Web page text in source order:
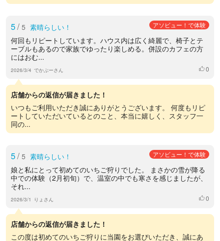
5/ 5 素晴らしい！ アソビュー！で体験
何回もリピートしています。ハウス内は広く綺麗で、椅子とテ
ーブルもあるので家族でゆったり楽しめる。併設のカフェの方
にはおむ...
2026/3/4 でかぶーさん いいね
0
店舗からの返信が届きました！
いつもご利用いただき誠にありがとうございます。 何度もリピ
ートしていただいているとのこと、本当に嬉しく、スタッフ一
同の...
5/ 5 素晴らしい！ アソビュー！で体験
娘と私にとって初めてのいちご狩りでした。 まさかの雪が降る
中での体験（2月初旬）で、温室の中でも寒さを感じましたが、
それ...
2026/3/1 りょさん いいね
0
店舗からの返信が届きました！
この度は初めてのいちご狩りに当園をお選びいただき、誠にあ